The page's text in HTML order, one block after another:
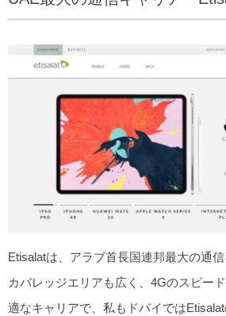
Etisalatは、アラブ首長国連邦最大の通信
カバレッジエリアも広く、4Gのスピー
適なキャリアで、私もドバイでは